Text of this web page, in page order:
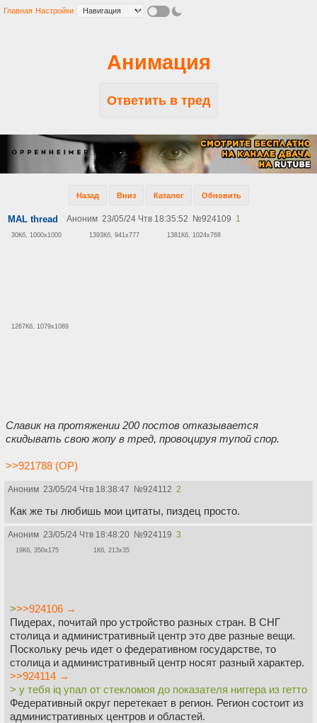
Главная Настройки
Анимация
Ответить в тред
Назад Вниз Каталог Обновить
MAL thread Аноним 23/05/24 Чтв 18:35:52 №924109 1
30Кб, 1000x1000 1393Кб, 941x777 1381Кб, 1024x768
1267Кб, 1079x1089
Славик на протяжении 200 постов отказывается
скидывать свою жопу в тред, провоцируя тупой спор.
>>921788 (OP)
Аноним 23/05/24 Чтв 18:38:47 №924112 2
Как же ты любишь мои цитаты, пиздец просто.
Аноним 23/05/24 Чтв 18:48:20 №924119 3
19Кб, 350x175 1Кб, 213x35
>>>924106 →
Пидерах, почитай про устройство разных стран. В СНГ
столица и административный центр это две разные вещи.
Поскольку речь идет о федеративном государстве, то
столица и административный центр носят разный характер.
>>924114 →
> у тебя iq упал от стекломоя до показателя ниггера из гетто
Федеративный округ перетекает в регион. Регион состоит из
административных центров и областей.